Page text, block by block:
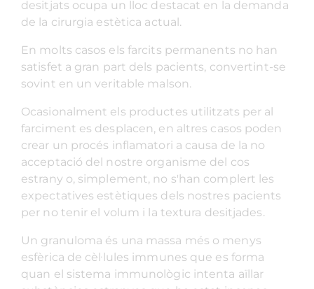
desitjats ocupa un lloc destacat en la demanda
de la cirurgia estètica actual.
En molts casos els farcits permanents no han
satisfet a gran part dels pacients, convertint-se
sovint en un veritable malson.
Ocasionalment els productes utilitzats per al
farciment es desplacen, en altres casos poden
crear un procés inflamatori a causa de la no
acceptació del nostre organisme del cos
estrany o, simplement, no s'han complert les
expectatives estètiques dels nostres pacients
per no tenir el volum i la textura desitjades.
Un granuloma és una massa més o menys
esfèrica de cèl·lules immunes que es forma
quan el sistema immunològic intenta aïllar